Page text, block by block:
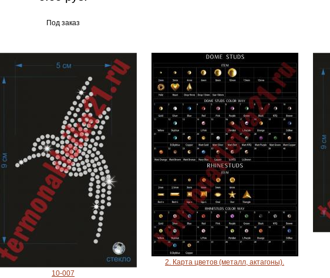
Под заказ
10-007
2. Карта цветов (металл, актагоны).